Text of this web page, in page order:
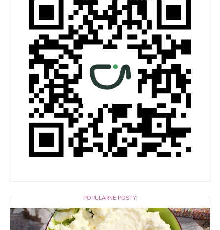
POPULARNE POSTY: